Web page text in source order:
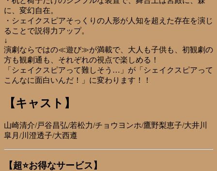
に、変幻自在。
・シェイクスピアそっくりの人形が人知を超えた存在を演じ
ることで説得力アップ。
↓
演劇ならではの≪遊び≫が満載で、大人も子供も、初観劇の
方も観劇通も、それぞれの視点で楽しめる！
「シェイクスピアって難しそう…」が「シェイクスピアって
こんなに面白いんだ！」に変わります！！
【キャスト】
山崎清介/戸谷昌弘/若松力/チョウヨンホ/鷹野梨恵子/大井川
皐月/川澄透子/大西遵
【超⭐お得なサービス】